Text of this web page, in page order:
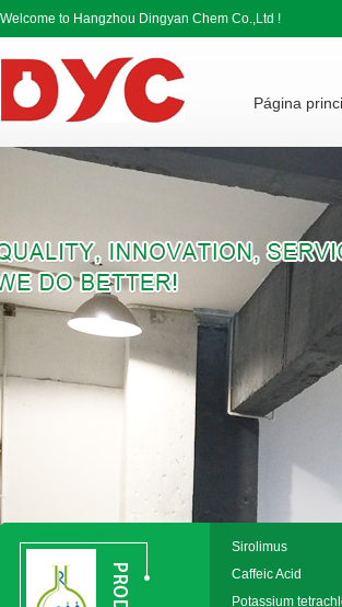
Welcome to Hangzhou Dingyan Chem Co.,Ltd !
Página
Sirolimus
Caffeic Acid
Potassium